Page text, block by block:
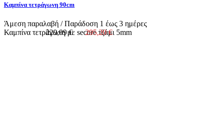
Καμπίνα τετράγωνη 90cm
Άμεση παραλαβή / Παράδoση 1 έως 3 ημέρες
229,99 €
295,20 €
Καμπίνα τετράγωνη με secure τζάμι 5mm